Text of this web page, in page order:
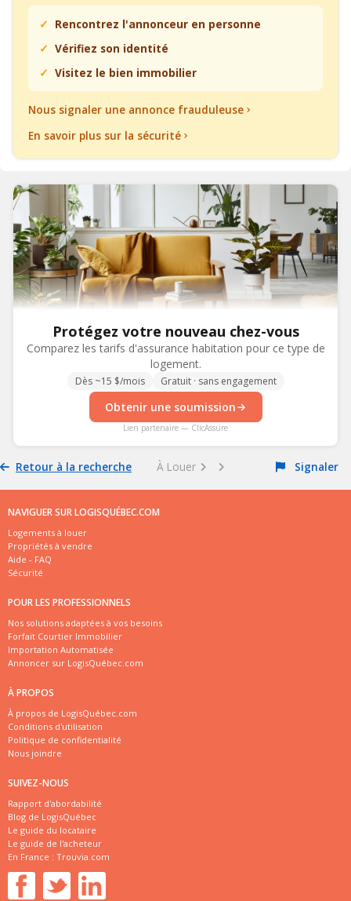
Rencontrez l'annonceur en personne
Vérifiez son identité
Visitez le bien immobilier
Nous signaler une annonce frauduleuse
En savoir plus sur la sécurité
Protégez votre nouveau chez-vous
Comparez les tarifs d'assurance habitation pour ce type de
logement.
Dès ~15 $/mois Gratuit · sans engagement
Obtenir une soumission
Lien partenaire — ClicAssure
Retour à la recherche À Louer Signaler
NAVIGUER SUR LOGISQUÉBEC.COM
Logements à louer
Propriétés à vendre
Aide - FAQ
Sécurité
POUR LES PROFESSIONNELS
Nos solutions adaptées à vos besoins
Forfait Courtier Immobilier
Importation Automatisée
Annoncer sur LogisQuébec.com
À PROPOS
À propos de LogisQuébec.com
Conditions d'utilisation
Politique de confidentialité
Nous joindre
SUIVEZ-NOUS
Rapport d'abordabilité
Blog de LogisQuébec
Le guide du locataire
Le guide de l'acheteur
En France : Trouvia.com